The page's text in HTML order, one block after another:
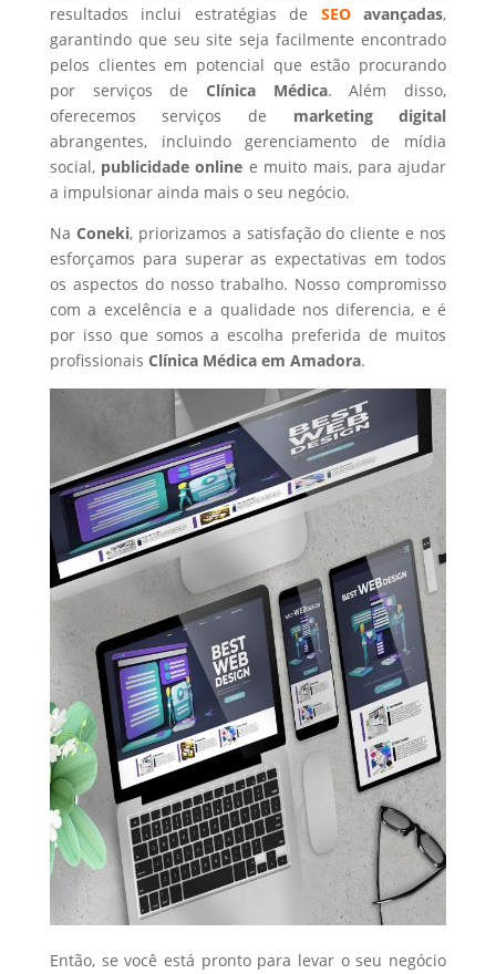
resultados inclui estratégias de SEOavançadas,
garantindo que seu site seja facilmente encontrado
pelos clientes em potencial que estão procurando
por serviços de Clínica Médica. Além disso,
oferecemos serviços de marketing digital
abrangentes, incluindo gerenciamento de mídia
social, publicidade online e muito mais, para ajudar
a impulsionar ainda mais o seu negócio.
Na Coneki, priorizamos a satisfação do cliente e nos
esforçamos para superar as expectativas em todos
os aspectos do nosso trabalho. Nosso compromisso
com a excelência e a qualidade nos diferencia, e é
por isso que somos a escolha preferida de muitos
profissionais Clínica Médicaem Amadora.
Então, se você está pronto para levar o seu negócio